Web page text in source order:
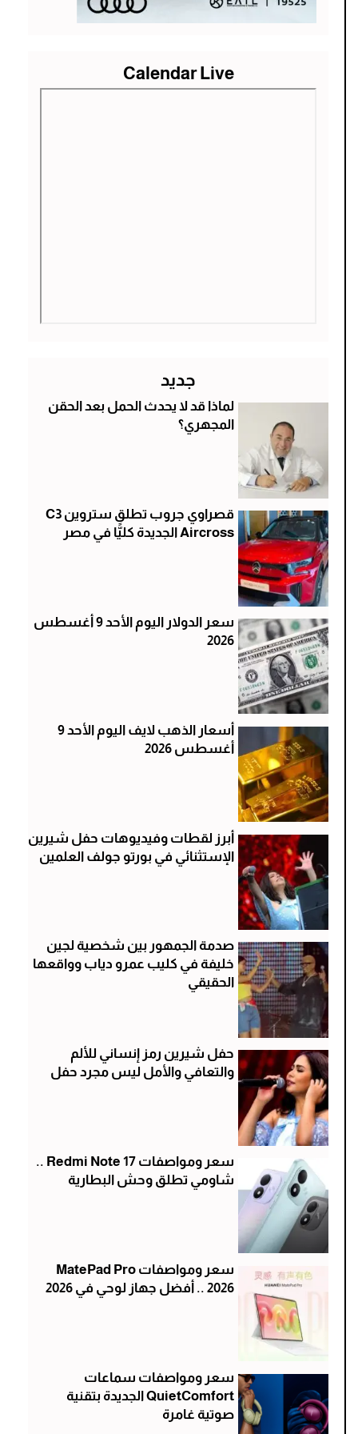
Calendar Live
جديد
لماذا قد لا يحدث الحمل بعد الحقن
المجهري؟
قصراوي جروب تطلق ستروين C3
Aircross الجديدة كليًّا في مصر
سعر الدولار اليوم الأحد 9 أغسطس
2026
أسعار الذهب لايف اليوم الأحد 9
أغسطس 2026
أبرز لقطات وفيديوهات حفل شيرين
الإستثنائي في بورتو جولف العلمين
صدمة الجمهور بين شخصية لجين
خليفة في كليب عمرو دياب وواقعها
الحقيقي
حفل شيرين رمز إنساني للألم
والتعافي والأمل ليس مجرد حفل
سعر ومواصفات Redmi Note 17 ..
شاومي تطلق وحش البطارية
سعر ومواصفات MatePad Pro
2026 .. أفضل جهاز لوحي في 2026
سعر ومواصفات سماعات
QuietComfort الجديدة بتقنية
صوتية غامرة